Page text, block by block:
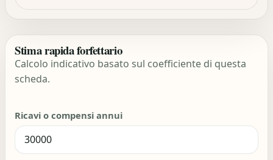
Stima rapida forfettario
Calcolo indicativo basato sul coefficiente di questa
scheda.
Ricavi o compensi annui